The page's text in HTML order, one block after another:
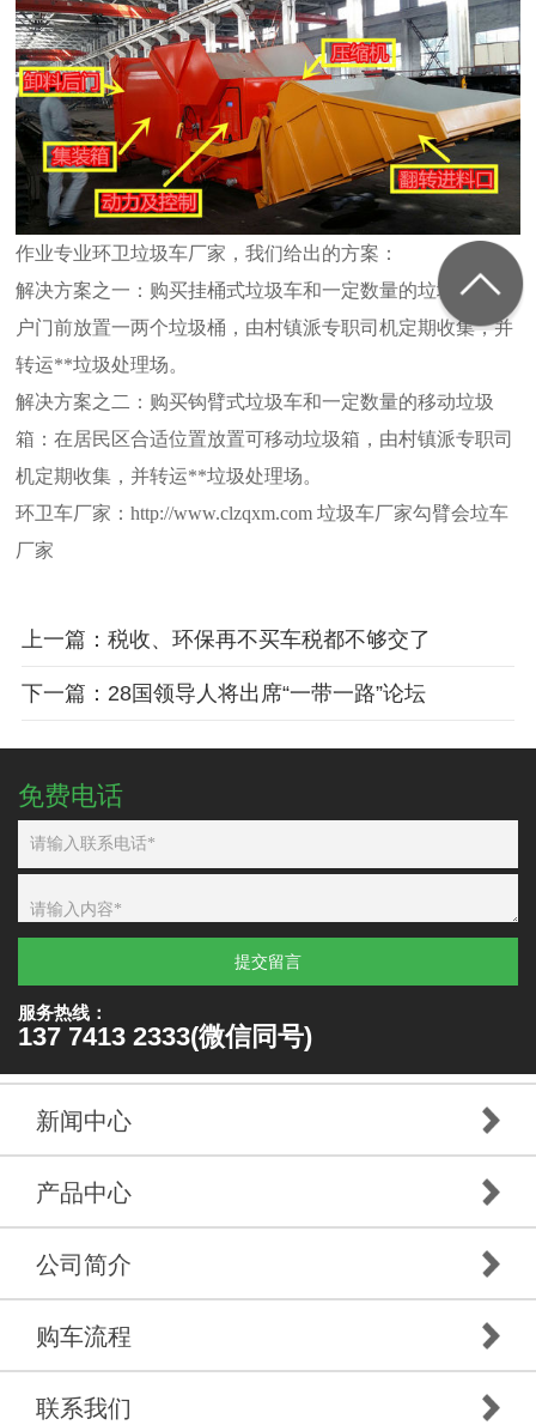
作业专业环卫垃圾车厂家，我们给出的方案：
解决方案之一：购买挂桶式垃圾车和一定数量的垃圾桶：每
户门前放置一两个垃圾桶，由村镇派专职司机定期收集，并
转运**垃圾处理场。
解决方案之二：购买钩臂式垃圾车和一定数量的移动垃圾
箱：在居民区合适位置放置可移动垃圾箱，由村镇派专职司
机定期收集，并转运**垃圾处理场。
环卫车厂家：http://www.clzqxm.com 垃圾车厂家勾臂会垃车
厂家
上一篇：税收、环保再不买车税都不够交了
下一篇：28国领导人将出席“一带一路”论坛
免费电话
提交留言
服务热线：
137 7413 2333(微信同号)
新闻中心
产品中心
公司简介
购车流程
联系我们